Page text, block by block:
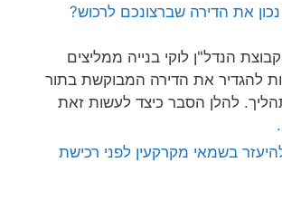
נכון את הדירה שברצונכם לרכוש?
הנדל"ן לוקי בנייה ממליצים
להגדיר את הדירה המבוקשת בתור
להלן הסבר כיצד לעשות זאת
בשמאי מקרקעין לפני רכישת